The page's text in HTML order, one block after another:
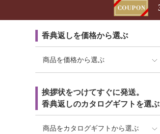
香典返しを価格から選ぶ
商品を価格から選ぶ
挨拶状をつけてすぐに発送。
香典返しのカタログギフトを選ぶ
商品をカタログギフトから選ぶ